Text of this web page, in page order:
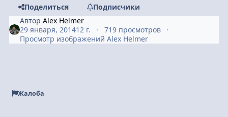
Поделиться
Подписчики
АвторAlex Helmer
29 января, 201412 г.
719 просмотров
Просмотр изображений Alex Helmer
Жалоба